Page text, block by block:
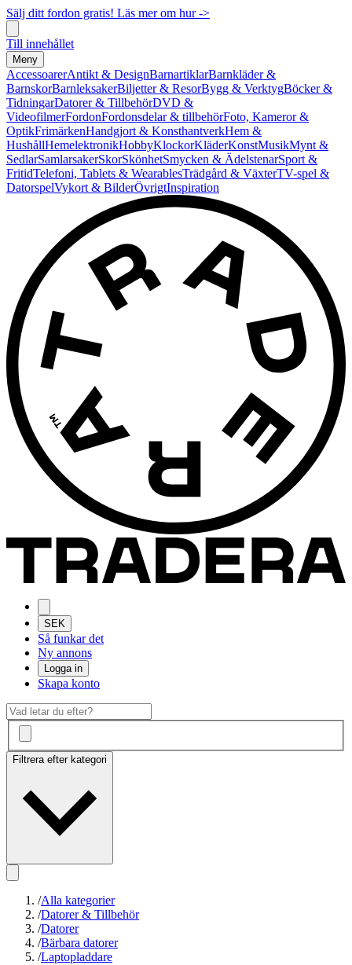
Sälj ditt fordon gratis! Läs mer om hur ->
Till innehållet
Meny
AccessoarerAntikt & DesignBarnartiklarBarnkläder &
BarnskorBarnleksakerBiljetter & ResorBygg & VerktygBöcker &
TidningarDatorer & TillbehörDVD &
VideofilmerFordonFordonsdelar & tillbehörFoto, Kameror &
OptikFrimärkenHandgjort & KonsthantverkHem &
HushållHemelektronikHobbyKlockorKläderKonstMusikMynt &
SedlarSamlarsakerSkorSkönhetSmycken & ÄdelstenarSport &
FritidTelefoni, Tablets & WearablesTrädgård & VäxterTV-spel &
DatorspelVykort & BilderÖvrigtInspiration
SEK
Så funkar det
Ny annons
Logga in
Skapa konto
Filtrera efter kategori
/Alla kategorier
/Datorer & Tillbehör
/Datorer
/Bärbara datorer
/Laptopladdare